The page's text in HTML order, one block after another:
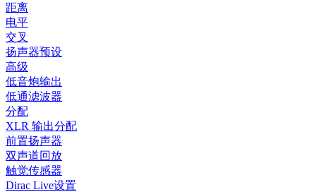
距离
电平
交叉
扬声器预设
高级
低音炮输出
低通滤波器
分配
XLR 输出分配
前置扬声器
双声道回放
触觉传感器
Dirac Live设置